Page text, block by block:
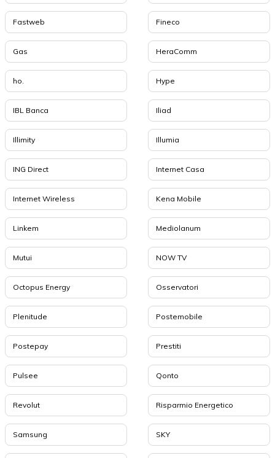
Fastweb Fineco
Gas HeraComm
ho. Hype
IBL Banca Iliad
Illimity Illumia
ING Direct Internet Casa
Internet Wireless Kena Mobile
Linkem Mediolanum
Mutui NOW TV
Octopus Energy Osservatori
Plenitude Postemobile
Postepay Prestiti
Pulsee Qonto
Revolut Risparmio Energetico
Samsung SKY